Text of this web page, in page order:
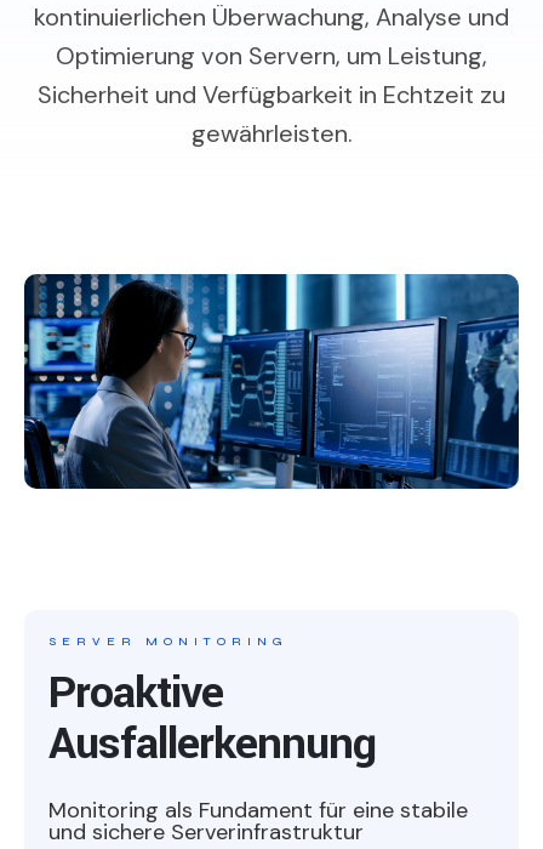
kontinuierlichen Überwachung, Analyse und
Optimierung von Servern, um Leistung,
Sicherheit und Verfügbarkeit in Echtzeit zu
gewährleisten.
SERVER MONITORING
Proaktive
Ausfallerkennung
Monitoring als Fundament für eine stabile
und sichere Serverinfrastruktur